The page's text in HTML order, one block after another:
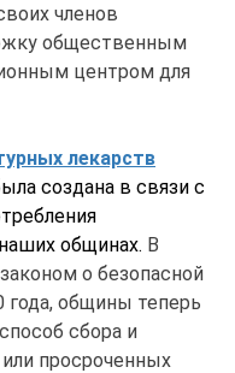
членов
общественным
центром для
лекарств
создана в связи с
общинах. В
о безопасной
года, общины теперь
сбора и
просроченных